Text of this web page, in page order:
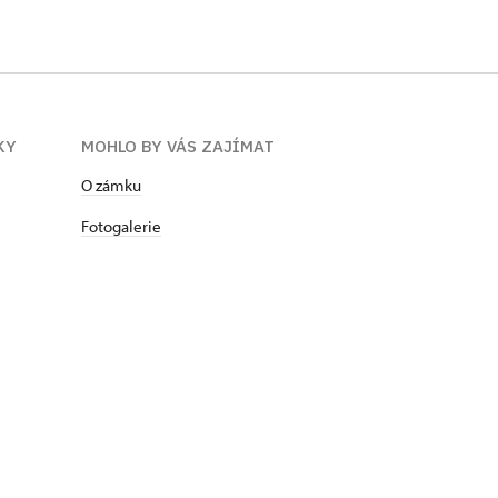
MOHLO BY VÁS ZAJÍMAT
O zámku
Fotogalerie